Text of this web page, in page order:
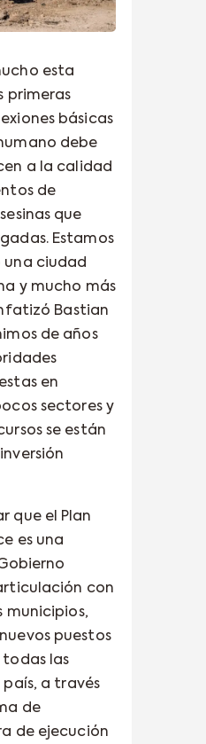
esta
primeras
básicas
debe
a la calidad
de
que
Estamos
una ciudad
y mucho más
Bastian
de años
en
sectores y
se están
que el Plan
es una
con
municipios,
puestos
las
a través
de
de ejecución